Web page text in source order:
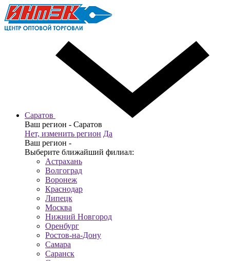
Саратов
Ваш регион - Саратов
Нет, изменить регион Да
Ваш регион -
Выберите ближайший филиал:
Астрахань
Волгоград
Воронеж
Краснодар
Липецк
Москва
Нижний Новгород
Оренбург
Ростов-на-Дону
Самара
Саранск